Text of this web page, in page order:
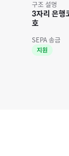
구조 설명
3자리 은행
호
SEPA 송금
지원